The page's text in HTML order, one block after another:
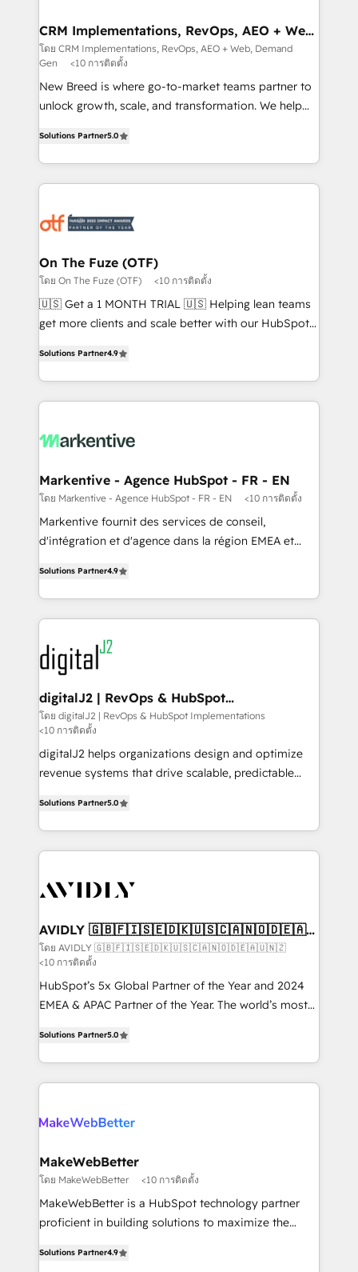
trainers to drive platform adoption. 📈 Revenue
Generation - Full-funnel marketing and high-
performance advertising via Point Success Media. -
Expert deployment of Breeze AI and custom agents
to automate growth. 🏆 Elite Excellence - 8 platform
expertise. - A team of 250+ experts dedicated to
your resilient growth.
CRM Implementations, RevOps, AEO + Web,
Demand Gen
โดย CRM Implementations, RevOps, AEO + Web, Demand
Gen
<10 การติดตั้ง
New Breed is where go-to-market teams partner to
unlock growth, scale, and transformation. We help
customer platform and operationalize HubSpot’s
Loop Marketing framework through expert-led
services, smart agents, and purpose-built apps,
results, fast. ⚙️CRM & RevOps: Align all Hubs to your
🎯Demand Gen & ABM: Drive pipeline with inbound,
ABM, AEO, SEO, & paid media. 👩‍💻Web Design:
Build high-performing websites with UX, messaging,
& conversion strategy that drive results. 🤖AI
AI, & maximize AEO with tailored AI services. 🧩
Integrations: Extend HubSpot with custom
Solutions Partner5.0
On The Fuze (OTF)
โดย On The Fuze (OTF) <10 การติดตั้ง
🇺🇸 Get a 1 MONTH TRIAL 🇺🇸 Helping lean teams
get more clients and scale better with our HubSpot
Win more business - Reduce no-shows - Improve
lead & deal conversion rates - Scale with less
What do you get? 🤓 Our client's are too busy to
Personal Consultant + Tech Team to handle the
heavy lifting of mapping out AND building your ideal
system. + Get best practices and 'don't know what
you don't know' recommendations to maximize
6,500+ Partners) and was named 2023 HubSpot
Partner of the Year 💥 Trusted by 2,500+ companies
www.onthefuze.com/hubspot-admin Contact us to
learn more!
Solutions Partner4.9
Markentive - Agence HubSpot - FR - EN
โดย Markentive - Agence HubSpot - FR - EN <10 การติดตั้ง
Markentive fournit des services de conseil,
d'intégration et d'agence dans la région EMEA et
marketing automation, Growth, Revops, CRM et
webdesign. Markentive is both a consulting firm, a
digital agency and an integrator. With over 115
experts in marketing automation, growth, revops,
CRM and webdesign (We focus on EMEA - USA
customers).
Solutions Partner4.9
digitalJ2 | RevOps & HubSpot
Implementations
โดย digitalJ2 | RevOps & HubSpot Implementations
<10 การติดตั้ง
digitalJ2 helps organizations design and optimize
revenue systems that drive scalable, predictable
Partner, we specialize in both strategic RevOps
planning and hands-on technical execution - building
the operational foundation companies need to
Healthcare - Financial Services - Managed IT (MSP) -
we help: ✔️ Full HubSpot implementations and portal
optimization ✔️ Data migrations, CRM architecture,
and reporting foundations ✔️ Custom integrations
and workflow automation ✔️ User adoption
programs, training, and enablement Through project-
partnerships, we guide organizations through the
revenue maturity model - delivering the right
improvements at the right time so operations
grows.
Solutions Partner5.0
AVIDLY 🇬🇧🇫🇮🇸🇪🇩🇰🇺🇸🇨🇦🇳🇴🇩🇪🇦🇺
🇳🇿
โดย AVIDLY 🇬🇧🇫🇮🇸🇪🇩🇰🇺🇸🇨🇦🇳🇴🇩🇪🇦🇺🇳🇿
<10 การติดตั้ง
HubSpot’s 5x Global Partner of the Year and 2024
EMEA & APAC Partner of the Year. The world’s most
and 370+ specialists across EMEA, APAC and NAM,
we de-risk complex CRM programmes and
multi-region migrations to AI-powered automation,
scale. 🏆 HubSpot’s CEO called us “the partner of the
future.” Others agree it is proof of trust built through
measurable impact.
Solutions Partner5.0
MakeWebBetter
โดย MakeWebBetter <10 การติดตั้ง
MakeWebBetter is a HubSpot technology partner
proficient in building solutions to maximize the
growing tech-enabler & facilitator, MakeWebBetter,
Solutions Partner4.9